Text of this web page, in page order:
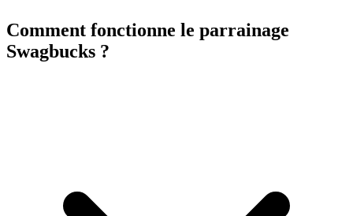
Comment fonctionne le parrainage
Swagbucks ?